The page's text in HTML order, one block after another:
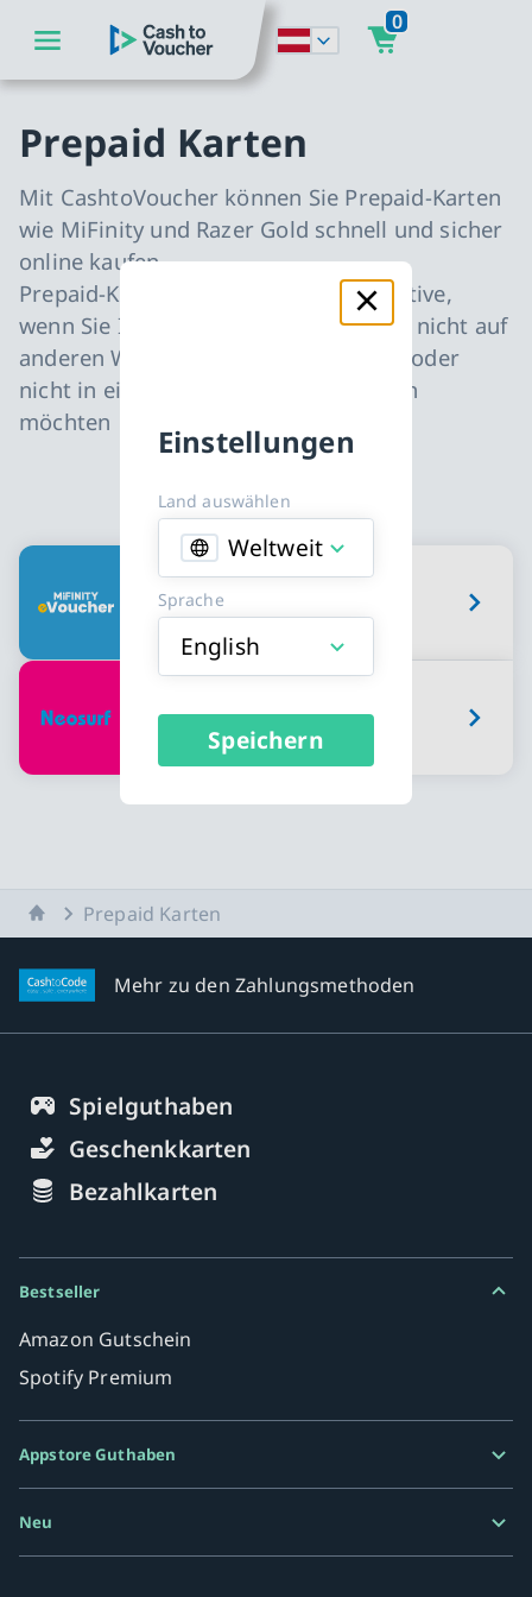
zum Hauptinhalt springen
zur Hauptnavigation springen
CashToVoucher: Zur Startseite
0
Einstellungen
Land auswählen
Weltweit
Sprache
English
Speichern
Prepaid Karten
Mit CashtoVoucher können Sie Prepaid-Karten
wie MiFinity und Razer Gold schnell und sicher
online kaufen.
Prepaid-Karten sind die beste Alternative,
wenn Sie Ihre Zahlungsinformationen nicht auf
anderen Websites eingeben möchten oder
nicht in eine Abonnementfalle geraten
möchten
Erhältliche Prepaid Karten Karttypen
MiFinity eVoucher
Neosurf Gutschein
StartseitePrepaid Karten
Mehr zu den Zahlungsmethoden
Spielguthaben
Geschenkkarten
Bezahlkarten
Bestseller
Amazon Gutschein
Spotify Premium
Appstore Guthaben
Neu